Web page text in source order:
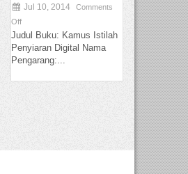
Jul 10, 2014
Comments
Off
Judul Buku: Kamus Istilah
Penyiaran Digital Nama
Pengarang:...